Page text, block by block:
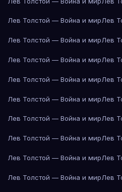
Лев Толстой — Война и мирЛев
Лев Толстой — Война и мирЛев
Лев Толстой — Война и мирЛев
Лев Толстой — Война и мирЛев
Лев Толстой — Война и мирЛев
Лев Толстой — Война и мирЛев
Лев Толстой — Война и мирЛев
Лев Толстой — Война и мирЛев
Лев Толстой — Война и мирЛев